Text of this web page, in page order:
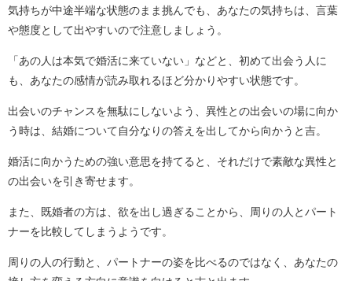
気持ちが中途半端な状態のまま挑んでも、あなたの気持ちは、言葉
や態度として出やすいので注意しましょう。
「あの人は本気で婚活に来ていない」などと、初めて出会う人に
も、あなたの感情が読み取れるほど分かりやすい状態です。
出会いのチャンスを無駄にしないよう、異性との出会いの場に向か
う時は、結婚について自分なりの答えを出してから向かうと吉。
婚活に向かうための強い意思を持てると、それだけで素敵な異性と
の出会いを引き寄せます。
また、既婚者の方は、欲を出し過ぎることから、周りの人とパート
ナーを比較してしまうようです。
周りの人の行動と、パートナーの姿を比べるのではなく、あなたの